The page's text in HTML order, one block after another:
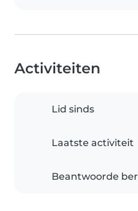
Activiteiten
Lid sinds
Laatste activiteit
Beantwoorde